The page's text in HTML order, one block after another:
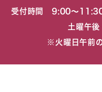
受付時間 9:00〜
土曜午後
※火曜日午前